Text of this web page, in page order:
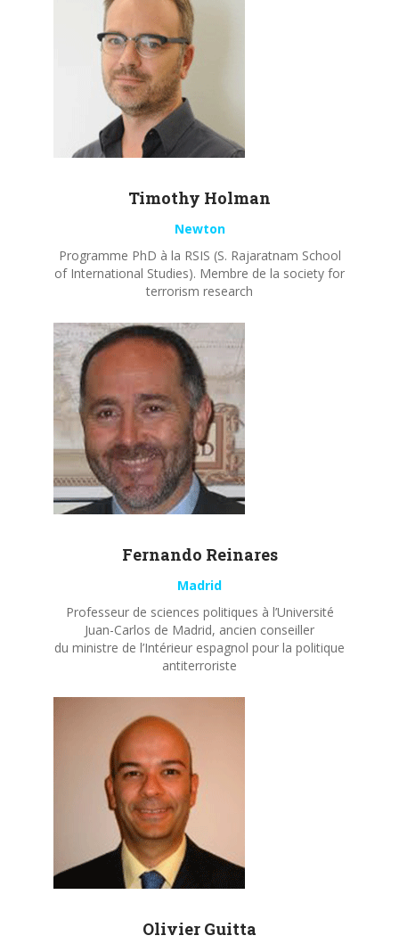
Timothy Holman
Newton
Programme PhD à la RSIS (S. Rajaratnam School
of International Studies). Membre de la society for
terrorism research
Fernando Reinares
Madrid
Professeur de sciences politiques à l’Université
Juan-Carlos de Madrid, ancien conseiller
du ministre de l’Intérieur espagnol pour la politique
antiterroriste
Olivier Guitta